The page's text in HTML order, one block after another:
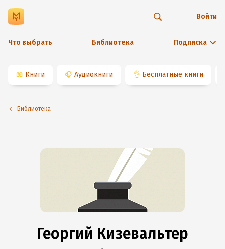
Что выбрать Библиотека Подписка
Войти
📖 Книги 🎧 Аудиокниги 👌 Бесплатные книги
Библиотека
Георгий Кизевальтер